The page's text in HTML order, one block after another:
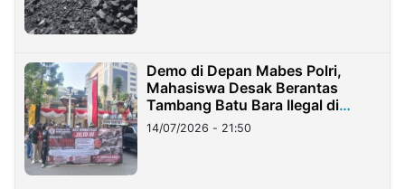
Demo di Depan Mabes Polri,
Mahasiswa Desak Berantas
Tambang Batu Bara Ilegal di
Lampung
14/07/2026 - 21:50